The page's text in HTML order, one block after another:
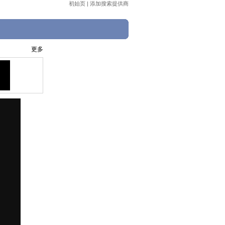
初始页 | 添加搜索提供商
更多